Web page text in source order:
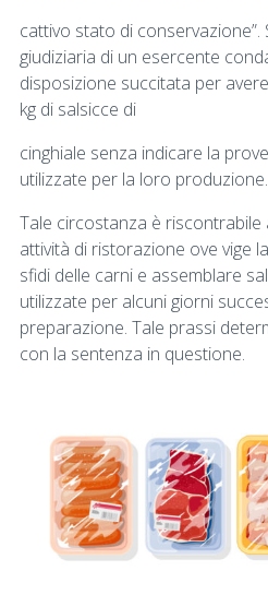
cattivo stato di conservazione”.
giudiziaria di un esercente
disposizione succitata per
kg di salsicce di
cinghiale senza indicare la
utilizzate per la loro produzione.
Tale circostanza è
attività di ristorazione ove vige
sfidi delle carni e assemblare
utilizzate per alcuni giorni
preparazione. Tale prassi
con la sentenza in questione.